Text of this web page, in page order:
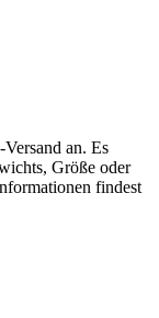
an. Es
Größe oder
findest